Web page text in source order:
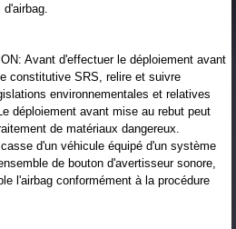
Avant d'effectuer le déploiement avant
constitutive SRS, relire et suivre
environnementales et relatives
déploiement avant mise au rebut peut
de matériaux dangereux.
d'un véhicule équipé d'un système
de bouton d'avertisseur sonore,
l'airbag conformément à la procédure